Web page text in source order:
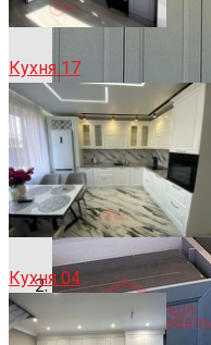
Кухня 17
Кухня 04